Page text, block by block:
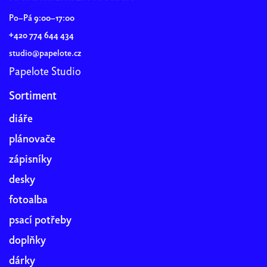
Po–Pá 9:00–17:00
+420 774 644 434
studio@papelote.cz
Papelote Studio
Sortiment
diáře
plánovače
zápisníky
desky
fotoalba
psací potřeby
doplňky
dárky